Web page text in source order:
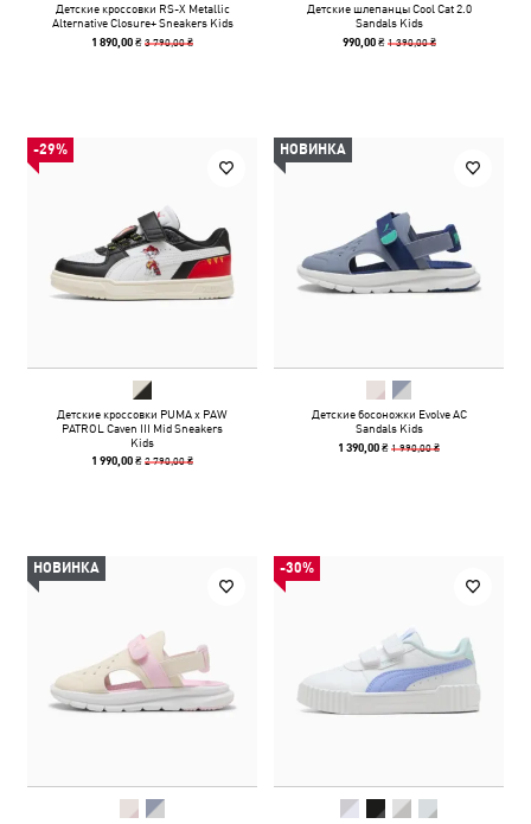
Детские кроссовки RS-X Metallic
Alternative Closure+ Sneakers Kids
1 890,00 ₴3 790,00 ₴
Детские шлепанцы Cool Cat 2.0
Sandals Kids
990,00 ₴ 1 390,00 ₴
-29%
Детские кроссовки PUMA x PAW
PATROL Caven III Mid Sneakers
Kids
1 990,00 ₴2 790,00 ₴
НОВИНКА
Детские босоножки Evolve AC
Sandals Kids
1 390,00 ₴1 990,00 ₴
НОВИНКА -30%